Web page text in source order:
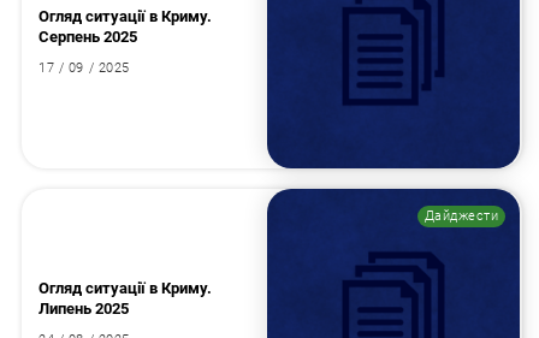
Огляд ситуації в Криму.
Серпень 2025
17 / 09 / 2025
Дайджести
Огляд ситуації в Криму.
Липень 2025